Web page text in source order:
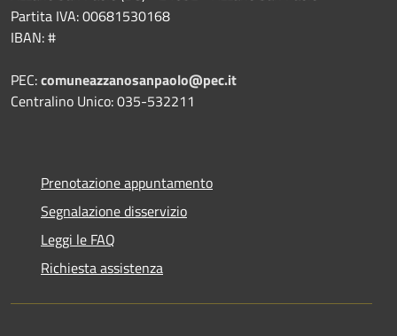
Partita IVA: 00681530168
IBAN: #
PEC:comuneazzanosanpaolo@pec.it
Centralino Unico: 035-532211
Prenotazione appuntamento
Segnalazione disservizio
Leggi le FAQ
Richiesta assistenza